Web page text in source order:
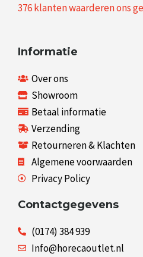
376klanten waarderen ons
Informatie
Over ons
Showroom
Betaal informatie
Verzending
Retourneren & Klachten
Algemene voorwaarden
Privacy Policy
Contactgegevens
(0174) 384 939
Info@horecaoutlet.nl